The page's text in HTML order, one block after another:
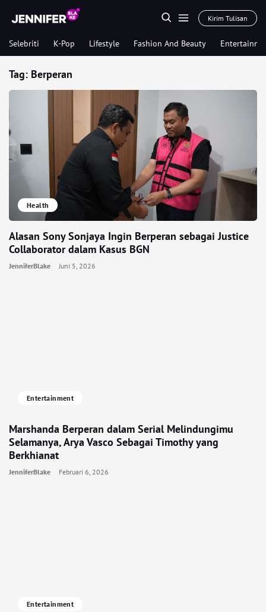
Kirim Tulisan
Selebriti K-Pop Lifestyle Fashion And Beauty
Tag: Berperan
Health
Alasan Sony Sonjaya Ingin Berperan sebagai Justice
Collaborator dalam Kasus BGN
JenniferBlake Juni 5, 2026
Entertainment
Marshanda Berperan dalam Serial Melindungimu
Selamanya, Arya Vasco Sebagai Timothy yang
Berkhianat
JenniferBlake Februari 6, 2026
Entertainment